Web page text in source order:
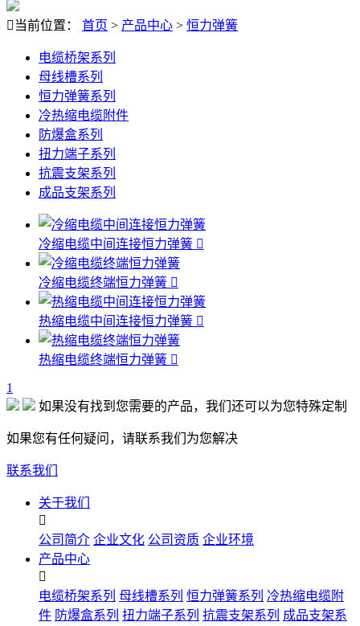
 当前位置： 首页 > 产品中心 > 恒力弹簧
电缆桥架系列
母线槽系列
恒力弹簧系列
冷热缩电缆附件
防爆盒系列
扭力端子系列
抗震支架系列
成品支架系列
冷缩电缆中间连接恒力弹簧 
冷缩电缆终端恒力弹簧 
热缩电缆中间连接恒力弹簧 
热缩电缆终端恒力弹簧 
1
如果没有找到您需要的产品，我们还可以为您特殊定制
如果您有任何疑问，请联系我们为您解决
联系我们
关于我们

公司简介 企业文化 公司资质 企业环境
产品中心

电缆桥架系列 母线槽系列 恒力弹簧系列 冷热缩电缆附
件 防爆盒系列 扭力端子系列 抗震支架系列 成品支架系